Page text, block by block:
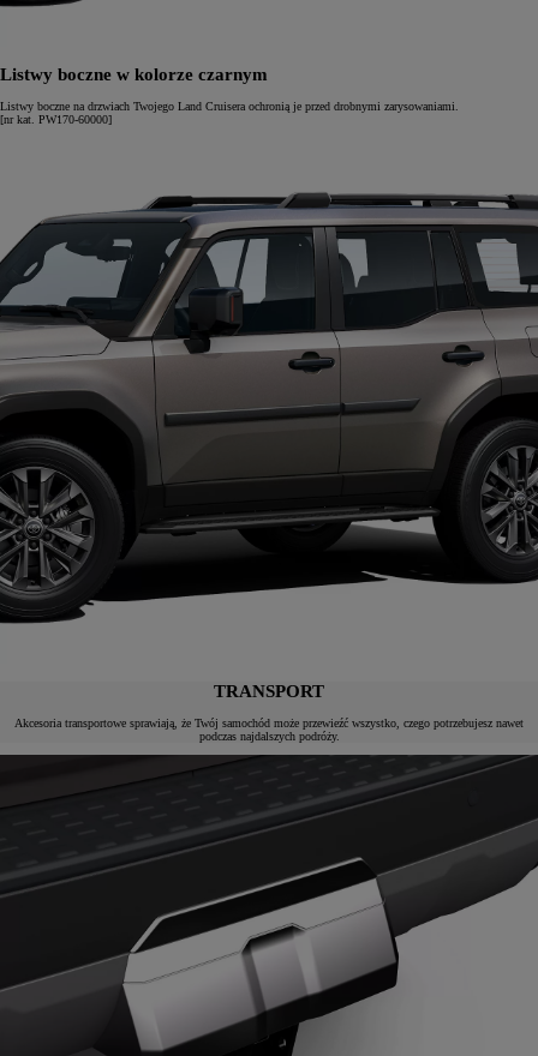
Listwy boczne w kolorze czarnym
Listwy boczne na drzwiach Twojego Land Cruisera ochronią je przed drobnymi zarysowaniami.
[nr kat. PW170-60000]
TRANSPORT
Akcesoria transportowe sprawiają, że Twój samochód może przewieźć wszystko, czego potrzebujesz nawet
podczas najdalszych podróży.